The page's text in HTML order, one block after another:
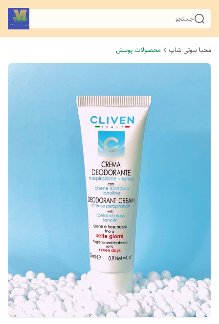
جستجو
محیا بیوتی شاپ محصولات پوستی